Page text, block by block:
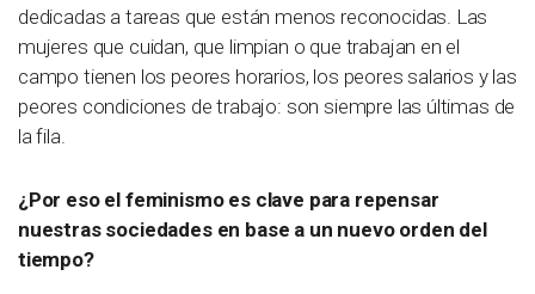
dedicadas a tareas que están menos reconocidas. Las
mujeres que cuidan, que limpian o que trabajan en el
campo tienen los peores horarios, los peores salarios y las
peores condiciones de trabajo: son siempre las últimas de
la fila.
¿Por eso el feminismo es clave para repensar
nuestras sociedades en base a un nuevo orden del
tiempo?